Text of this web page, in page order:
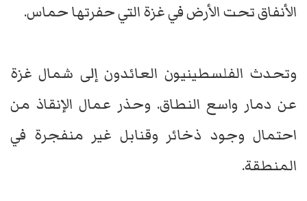
الأنفاق تحت الأرض في غزة التي حفرتها حماس.
وتحدث الفلسطينيون العائدون إلى شمال غزة
عن دمار واسع النطاق. وحذر عمال الإنقاذ من
احتمال وجود ذخائر وقنابل غير منفجرة في
المنطقة.